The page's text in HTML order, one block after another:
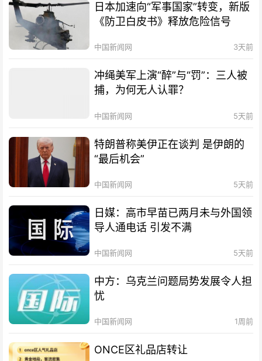
日本加速向“军事国家”转变，新版
《防卫白皮书》释放危险信号
中国新闻网 3天前
冲绳美军上演“醉”与“罚”：三人被
捕，为何无人认罪？
中国新闻网 5天前
特朗普称美伊正在谈判 是伊朗的
“最后机会”
中国新闻网 5天前
日媒：高市早苗已两月未与外国领
导人通电话 引发不满
中国新闻网 5天前
中方：乌克兰问题局势发展令人担
忧
中国新闻网 1周前
ONCE区礼品店转让